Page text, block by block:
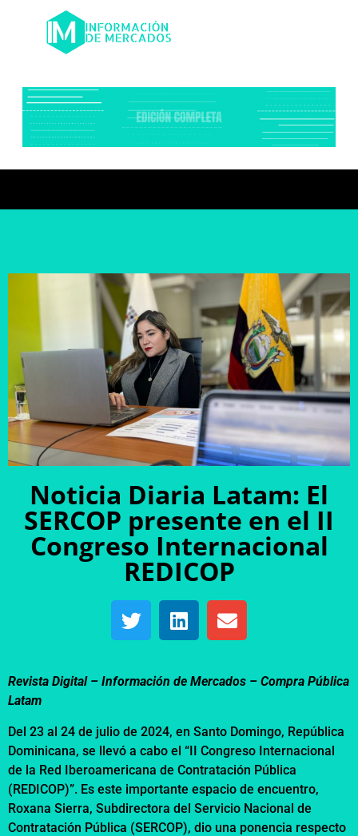
Noticia Diaria Latam: El
SERCOP presente en el II
Congreso Internacional
REDICOP
Revista Digital – Información de Mercados – Compra Pública
Latam
Del 23 al 24 de julio de 2024, en Santo Domingo, República
Dominicana, se llevó a cabo el “II Congreso Internacional
de la Red Iberoamericana de Contratación Pública
(REDICOP)”. Es este importante espacio de encuentro,
Roxana Sierra, Subdirectora del Servicio Nacional de
Contratación Pública (SERCOP), dio una ponencia respecto